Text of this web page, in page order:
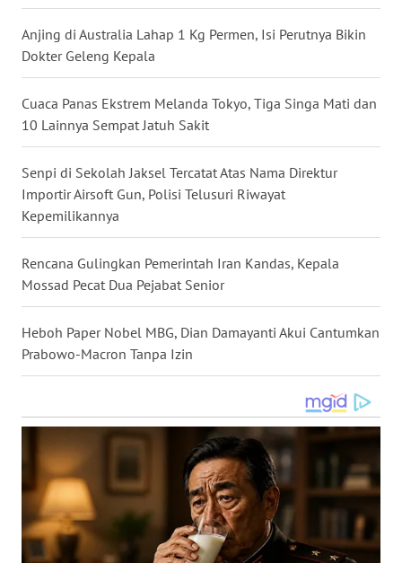
Anjing di Australia Lahap 1 Kg Permen, Isi Perutnya Bikin
Dokter Geleng Kepala
Cuaca Panas Ekstrem Melanda Tokyo, Tiga Singa Mati dan
10 Lainnya Sempat Jatuh Sakit
Senpi di Sekolah Jaksel Tercatat Atas Nama Direktur
Importir Airsoft Gun, Polisi Telusuri Riwayat
Kepemilikannya
Rencana Gulingkan Pemerintah Iran Kandas, Kepala
Mossad Pecat Dua Pejabat Senior
Heboh Paper Nobel MBG, Dian Damayanti Akui Cantumkan
Prabowo-Macron Tanpa Izin
NUSANTARA
JOGJA
JATIM
WN
BALI
WN
KALBAR
WN
KALTENG
WN
WN
KALSEL
WN